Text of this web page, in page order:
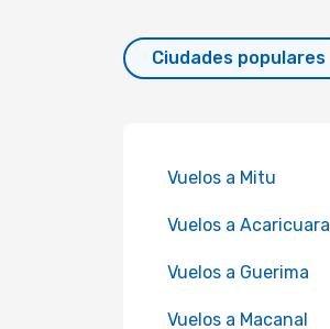
Ciudades populares
Vuelos a Mitu
Vuelos a Acaricuara
Vuelos a Guerima
Vuelos a Macanal